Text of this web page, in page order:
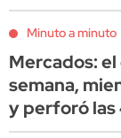
Minuto a minuto
Mercados:
semana,
y perforó